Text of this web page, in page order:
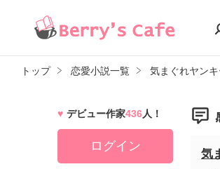
トップ 恋愛小説一覧 気まぐれヤンキ
気
デビュー作家436人！
ログイン